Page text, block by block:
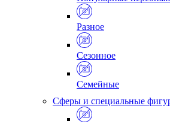
Разное
Сезонное
Семейные
Сферы и специальные